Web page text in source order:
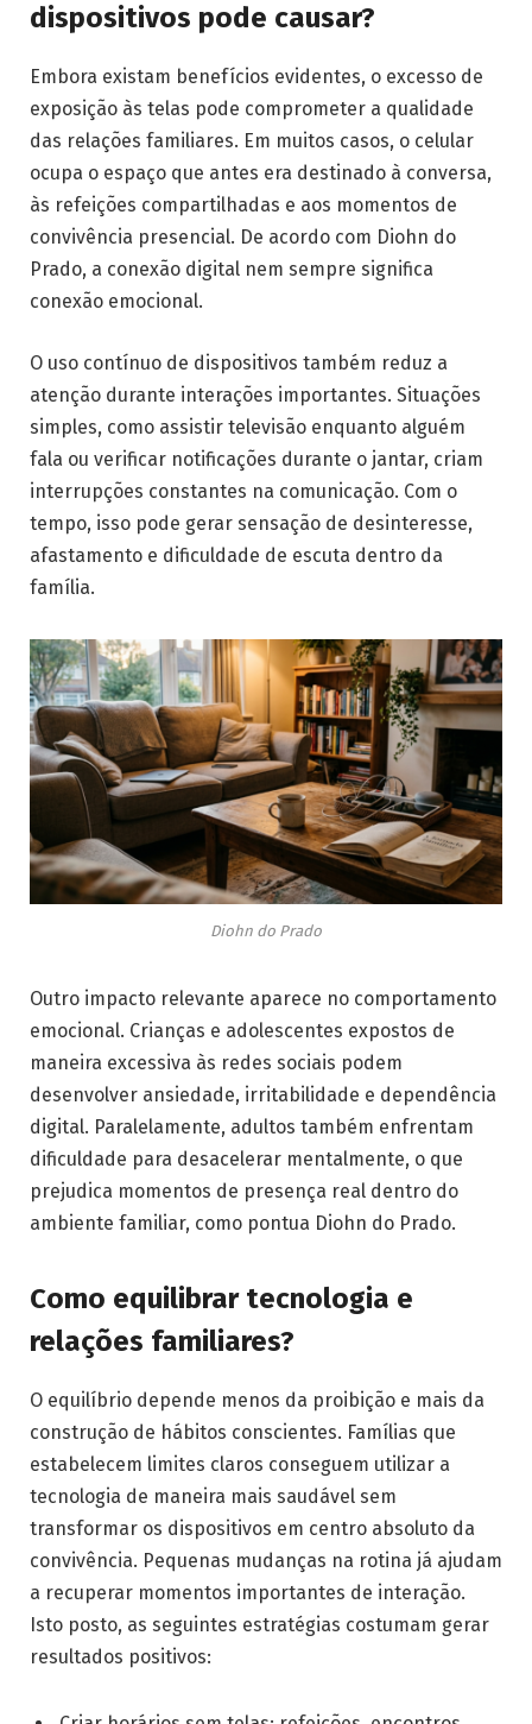
dispositivos pode causar?
Embora existam benefícios evidentes, o excesso de
exposição às telas pode comprometer a qualidade
das relações familiares. Em muitos casos, o celular
ocupa o espaço que antes era destinado à conversa,
às refeições compartilhadas e aos momentos de
convivência presencial. De acordo com Diohn do
Prado, a conexão digital nem sempre significa
conexão emocional.
O uso contínuo de dispositivos também reduz a
atenção durante interações importantes. Situações
simples, como assistir televisão enquanto alguém
fala ou verificar notificações durante o jantar, criam
interrupções constantes na comunicação. Com o
tempo, isso pode gerar sensação de desinteresse,
afastamento e dificuldade de escuta dentro da
família.
Diohn do Prado
Outro impacto relevante aparece no comportamento
emocional. Crianças e adolescentes expostos de
maneira excessiva às redes sociais podem
desenvolver ansiedade, irritabilidade e dependência
digital. Paralelamente, adultos também enfrentam
dificuldade para desacelerar mentalmente, o que
prejudica momentos de presença real dentro do
ambiente familiar, como pontua Diohn do Prado.
Como equilibrar tecnologia e
relações familiares?
O equilíbrio depende menos da proibição e mais da
construção de hábitos conscientes. Famílias que
estabelecem limites claros conseguem utilizar a
tecnologia de maneira mais saudável sem
transformar os dispositivos em centro absoluto da
convivência. Pequenas mudanças na rotina já ajudam
a recuperar momentos importantes de interação.
Isto posto, as seguintes estratégias costumam gerar
resultados positivos: